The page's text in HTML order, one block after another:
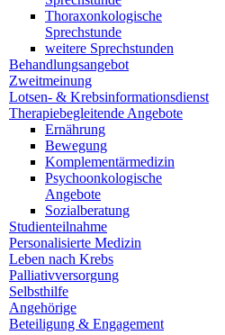
Thoraxonkologische
Sprechstunde
weitere Sprechstunden
Behandlungsangebot
Zweitmeinung
Lotsen- & Krebsinformationsdienst
Therapiebegleitende Angebote
Ernährung
Bewegung
Komplementärmedizin
Psychoonkologische
Angebote
Sozialberatung
Studienteilnahme
Personalisierte Medizin
Leben nach Krebs
Palliativversorgung
Selbsthilfe
Angehörige
Beteiligung & Engagement